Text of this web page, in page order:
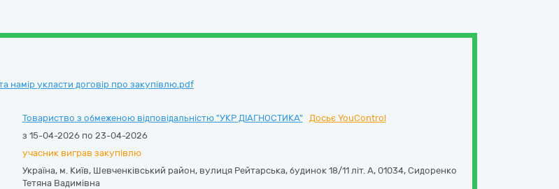
намір укласти договір про закупівлю.pdf
Товариство з обмеженою відповідальністю "УКР ДІАГНОСТИКА"
Досьє YouControl
з 15-04-2026 по 23-04-2026
учасник виграв закупівлю
Україна, м. Київ, Шевченківський район, вулиця Рейтарська, будинок 18/11 літ. А, 01034, Сидоренко
Тетяна Вадимівна